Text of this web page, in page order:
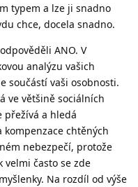
typem a lze ji snadno
chce, docela snadno.
ANO. V
analýzu vašich
součástí vaši osobnosti.
ve většině sociálních
přežívá a hledá
chtěných
nebezpečí, protože
velmi často se zde
Na rozdíl od výše